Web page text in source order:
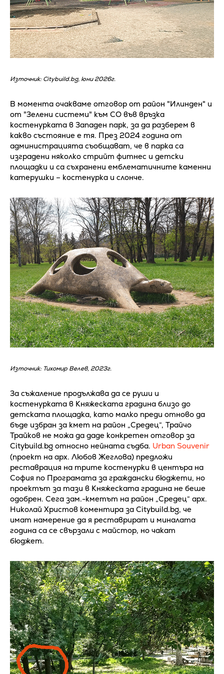
Източник: Citybuild.bg, юни 2026г.
В момента очакваме отговор от район "Илинден" и
от "Зелени системи" към СО във връзка
костенурката в Западен парк, за да разберем в
какво състояние е тя. През 2024 година от
администрацията съобщават, че в парка са
изградени няколко стрийт фитнес и детски
площадки и са съхранени емблематичните каменни
катерушки – костенурка и слонче.
Източник: Тихомир Велев, 2023г.
За съжаление продължава да се руши и
костенурката в Княжеската градина близо до
детската площадка, като малко преди отново да
бъде избран за кмет на район „Средец“, Трайчо
Трайков не можа да даде конкретен отговор за
Citybuild.bg относно нейната съдба. Urban Souvenir
(проект на арх. Любов Жеглова) предложи
реставрация на трите костенурки в центъра на
София по Програмата за граждански бюджети, но
проектът за тази в Княжеската градина не беше
одобрен. Сега зам.-кметът на район „Средец“ арх.
Николай Христов коментира за Citybuild.bg, че
имат намерение да я реставрират и миналата
година са се свързали с майстор, но чакат
бюджет.